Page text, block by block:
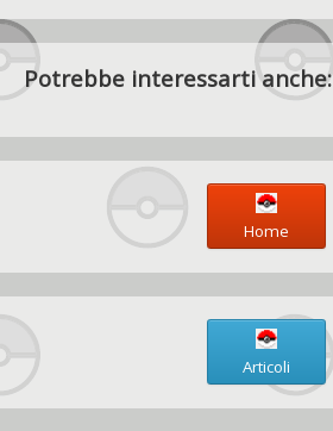
Potrebbe interessarti anche:
Home
Articoli